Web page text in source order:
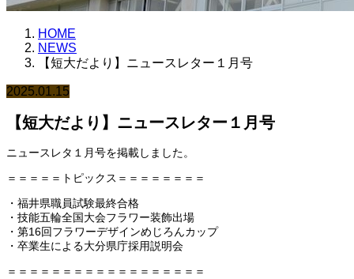
HOME
NEWS
【短大だより】ニュースレター１月号
2025.01.15
【短大だより】ニュースレター１月号
ニュースレタ１月号を掲載しました。
＝＝＝＝＝トピックス＝＝＝＝＝＝＝＝
・福井県職員試験最終合格
・技能五輪全国大会フラワー装飾出場
・第16回フラワーデザインめじろんカップ
・卒業生による大分県庁採用説明会
＝＝＝＝＝＝＝＝＝＝＝＝＝＝＝＝＝＝